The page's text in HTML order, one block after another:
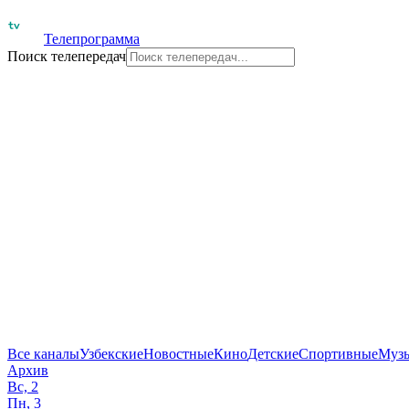
Телепрограмма
Поиск телепередач
Все каналыУзбекскиеНовостныеКиноДетскиеСпортивные
Архив
Вс, 2
Пн, 3